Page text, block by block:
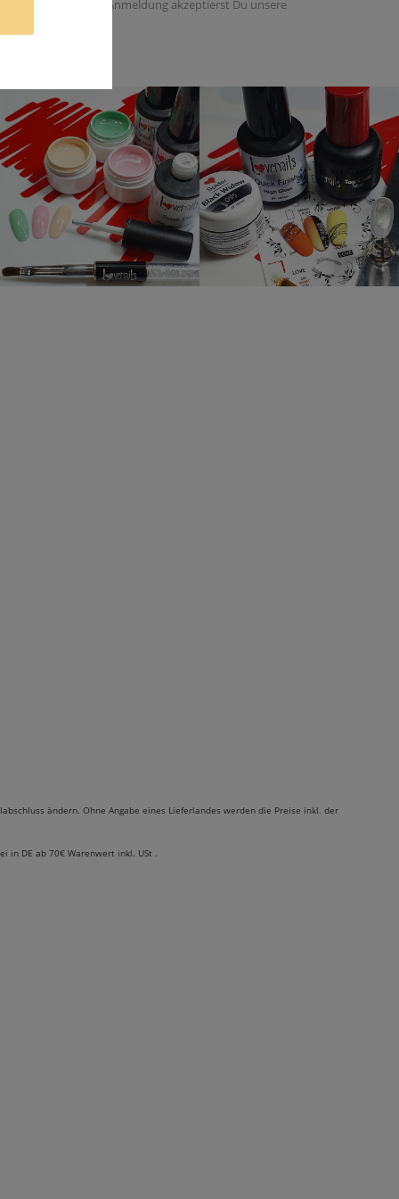
Email. Mit der Anmeldung akzeptierst Du unsere
ändern. Ohne Angabe eines Lieferlandes werden die Preise inkl. der
in DE ab 70€ Warenwert inkl. USt .